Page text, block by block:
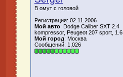
В омут с головой
Регистрация: 02.11.2006
Мой авто: Dodge Caliber SXT 2.4
kompressor, Peugeot 207 sport, 1.6
Мой город: Москва
Сообщений: 1,026